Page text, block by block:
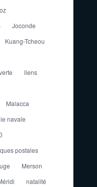
Joconde
Kuang-Tcheou
liens
Malacca
navale
postales
Merson
natalité